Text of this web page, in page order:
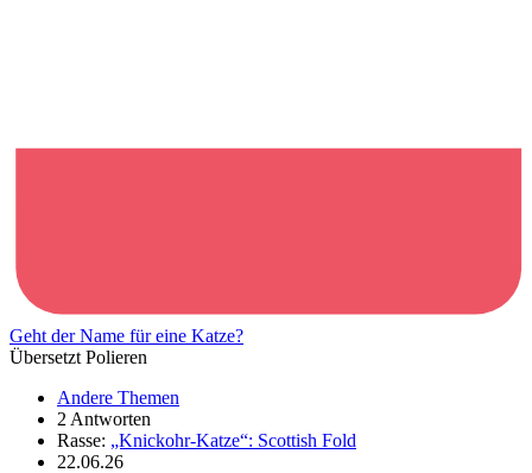
Geht der Name für eine Katze?
Übersetzt Polieren
Andere Themen
2 Antworten
Rasse: „Knickohr-Katze“: Scottish Fold
22.06.26